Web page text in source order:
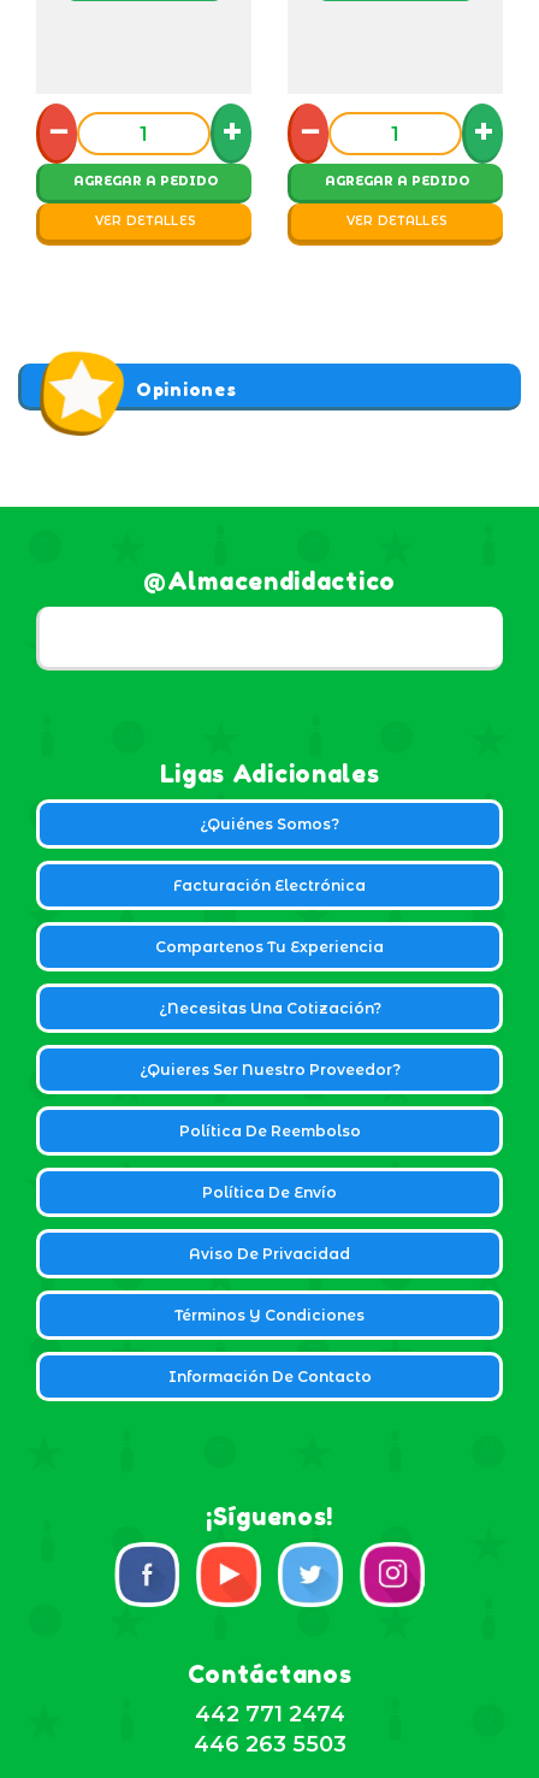
− +
AGREGAR A PEDIDO
VER DETALLES
− +
AGREGAR A PEDIDO
VER DETALLES
Opiniones
@almacendidactico
Ligas Adicionales
¿Quiénes Somos?
Facturación Electrónica
Compartenos Tu Experiencia
¿Necesitas Una Cotización?
¿Quieres Ser Nuestro Proveedor?
Política De Reembolso
Política De Envío
Aviso De Privacidad
Términos Y Condiciones
Información De Contacto
¡Síguenos!
Contáctanos
442 771 2474
446 263 5503